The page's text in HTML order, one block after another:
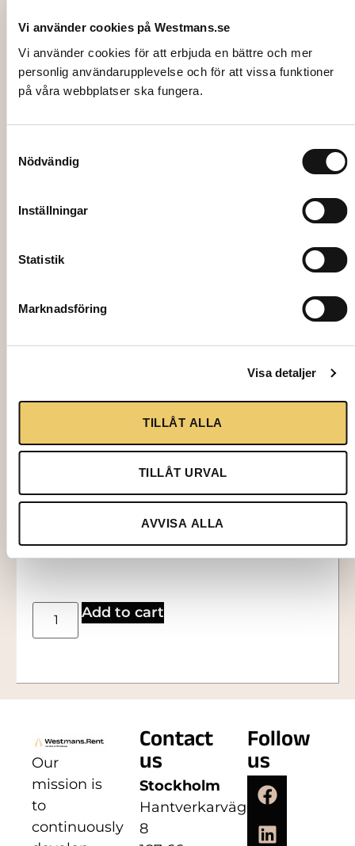
Vi använder cookies på Westmans.se
Vi använder cookies för att erbjuda en bättre och mer
personlig användarupplevelse och för att vissa funktioner
på våra webbplatser ska fungera.
Nödvändig
Inställningar
Statistik
Marknadsföring
Visa detaljer
TILLÅT ALLA
TILLÅT URVAL
AVVISA ALLA
1420-3
(structure) 140×230 cm
1019
TABLE, white plastic Ø118 cm
Add to cart
Our
mission is
to
continuously
Contact
us
Stockholm
Hantverkarvägen
8
Follow
us